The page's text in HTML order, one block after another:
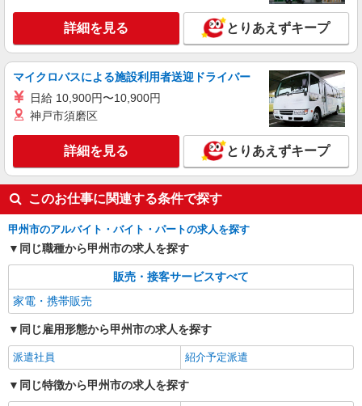
詳細を見る とりあえずキープ
マイクロバスによる施設利用者送迎ドライバー
日給 10,900円〜10,900円
神戸市須磨区
詳細を見る とりあえずキープ
このお仕事に関連する条件で探す
甲州市のアルバイト・バイト・パートの求人を探す
同じ職種から甲州市の求人を探す
販売・接客サービスすべて
家電・携帯販売
同じ雇用形態から甲州市の求人を探す
派遣社員 紹介予定派遣
同じ特徴から甲州市の求人を探す